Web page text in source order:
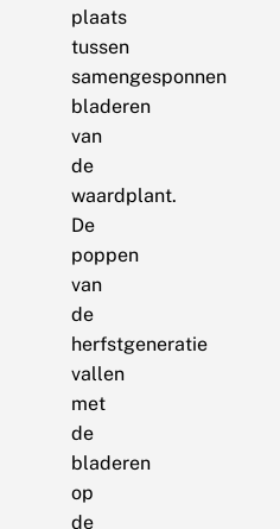
plaats
tussen
samengesponnen
bladeren
van
de
waardplant.
De
poppen
van
de
herfstgeneratie
vallen
met
de
bladeren
op
de